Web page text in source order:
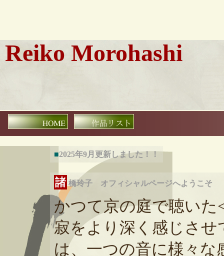
Reiko Morohashi
■2025年9月更新しました！！
諸 橋玲子 オフィシャルページへようこそ
かつて京の庭で聴い
寂をより深く感じさ
は、一つの音に様々